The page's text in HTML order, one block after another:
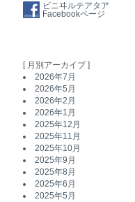
ビニヰルテアタア
Facebookページ
[ 月別アーカイブ ]
2026年7月
2026年5月
2026年2月
2026年1月
2025年12月
2025年11月
2025年10月
2025年9月
2025年8月
2025年6月
2025年5月